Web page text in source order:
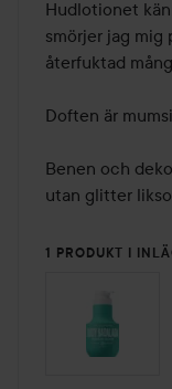
5
Hudlotionet
smörjer jag mig
återfuktad
Doften är
Benen och
utan glitter
1 PRODUKT I